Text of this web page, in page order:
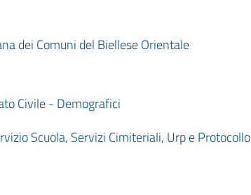
dei Comuni del Biellese Orientale
Civile - Demografici
Scuola, Servizi Cimiteriali, Urp e Protocollo